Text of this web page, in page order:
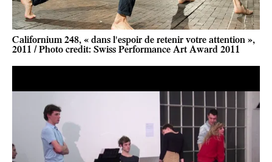
Californium 248, « dans l'espoir de retenir votre attention »,
2011 / Photo credit: Swiss Performance Art Award 2011